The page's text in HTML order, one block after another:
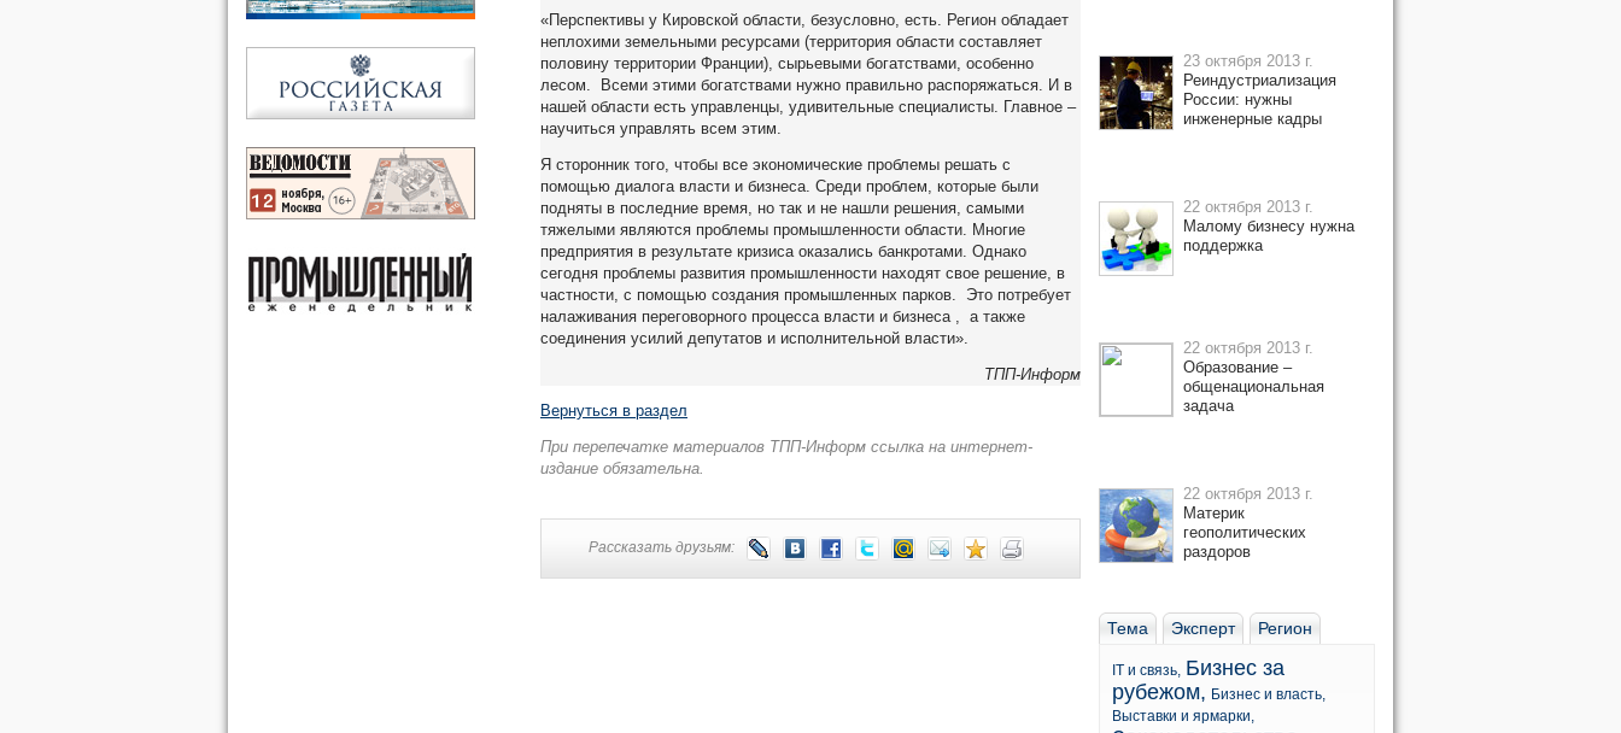
«Перспективы у Кировской области, безусловно, есть. Регион обладает
неплохими земельными ресурсами (территория области составляет
половину территории Франции), сырьевыми богатствами, особенно
лесом. Всеми этими богатствами нужно правильно распоряжаться. И в
нашей области есть управленцы, удивительные специалисты. Главное –
научиться управлять всем этим.
Я сторонник того, чтобы все экономические проблемы решать с
помощью диалога власти и бизнеса. Среди проблем, которые были
подняты в последние время, но так и не нашли решения, самыми
тяжелыми являются проблемы промышленности области. Многие
предприятия в результате кризиса оказались банкротами. Однако
сегодня проблемы развития промышленности находят свое решение, в
частности, с помощью создания промышленных парков. Это потребует
налаживания переговорного процесса власти и бизнеса , а также
соединения усилий депутатов и исполнительной власти».
ТПП-Информ
Вернуться в раздел
При перепечатке материалов ТПП-Информ ссылка на интернет-
издание обязательна.
Рассказать друзьям:
23 октября 2013 г.
Реиндустриализация
России: нужны
инженерные кадры
22 октября 2013 г.
Малому бизнесу нужна
поддержка
22 октября 2013 г.
Образование –
общенациональная
задача
22 октября 2013 г.
Материк
геополитических
раздоров
Тема Эксперт Регион
IT и связь, Бизнес за
рубежом, Бизнес и власть,
Выставки и ярмарки,